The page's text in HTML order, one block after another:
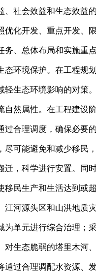
、社会效益和生态效益
化开发、重点开发、
务、总体布局和实施重
环境保护。在工程规
生态环境影响的对策
然属性。在工程建设
过合理调度，确保必要
尽可能避免和减少移民
迁，科学进行安置。同
民生产和生活达到或
江河源头区和山洪地质
为单元进行综合治理；
对生态脆弱的塔里木河
通过合理调配水资源、